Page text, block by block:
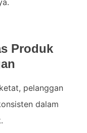
Produk
pelanggan
dalam